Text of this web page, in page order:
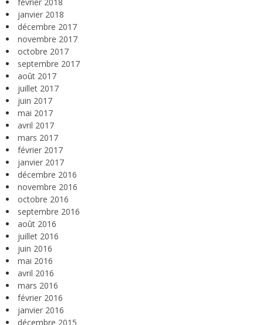
janvier 2018
décembre 2017
novembre 2017
octobre 2017
septembre 2017
août 2017
juillet 2017
juin 2017
mai 2017
avril 2017
mars 2017
février 2017
janvier 2017
décembre 2016
novembre 2016
octobre 2016
septembre 2016
août 2016
juillet 2016
juin 2016
mai 2016
avril 2016
mars 2016
février 2016
janvier 2016
décembre 2015